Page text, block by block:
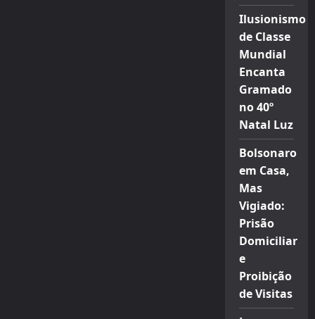
Ilusionismo
de Classe
Mundial
Encanta
Gramado
no 40º
Natal Luz
Bolsonaro
em Casa,
Mas
Vigiado:
Prisão
Domiciliar
e
Proibição
de Visitas